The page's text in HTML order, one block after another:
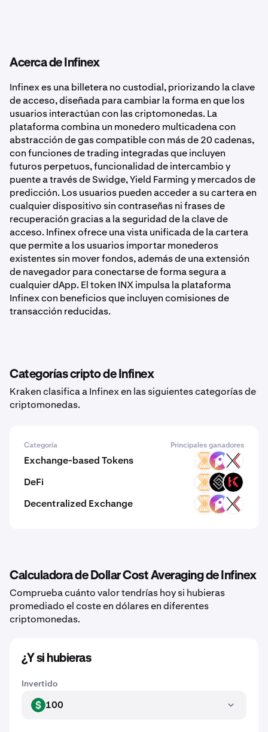
Acerca de Infinex
Infinex es una billetera no custodial, priorizando la clave
de acceso, diseñada para cambiar la forma en que los
usuarios interactúan con las criptomonedas. La
plataforma combina un monedero multicadena con
abstracción de gas compatible con más de 20 cadenas,
con funciones de trading integradas que incluyen
futuros perpetuos, funcionalidad de intercambio y
puente a través de Swidge, Yield Farming y mercados de
predicción. Los usuarios pueden acceder a su cartera en
cualquier dispositivo sin contraseñas ni frases de
recuperación gracias a la seguridad de la clave de
acceso. Infinex ofrece una vista unificada de la cartera
que permite a los usuarios importar monederos
existentes sin mover fondos, además de una extensión
de navegador para conectarse de forma segura a
cualquier dApp. El token INX impulsa la plataforma
Infinex con beneficios que incluyen comisiones de
transacción reducidas.
Categorías cripto de Infinex
Kraken clasifica a Infinex en las siguientes categorías de
criptomonedas.
Categoría Principales ganadores
Exchange-based Tokens VELAR ZM EXCC
DeFi VELAR DECT KAR
Decentralized Exchange VELAR ZM EXCC
Calculadora de Dollar Cost Averaging de Infinex
Comprueba cuánto valor tendrías hoy si hubieras
promediado el coste en dólares en diferentes
criptomonedas.
¿Y si hubieras
Invertido
USD 100